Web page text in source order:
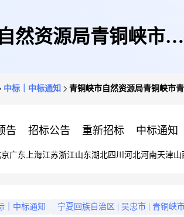
然资源局青铜峡市青
中标｜中标通知 青铜峡市自然资源局青铜峡市
告 招标公告 重新招标 中标通知
广东 上海江苏浙江山东湖北四川 河北河南天津山
｜中标通知 宁夏回族自治区 吴忠市 青铜峡